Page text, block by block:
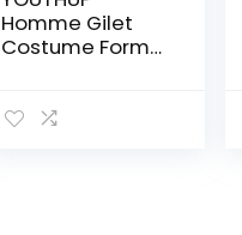
Homme Gilet
Costume Formel
Pour Business